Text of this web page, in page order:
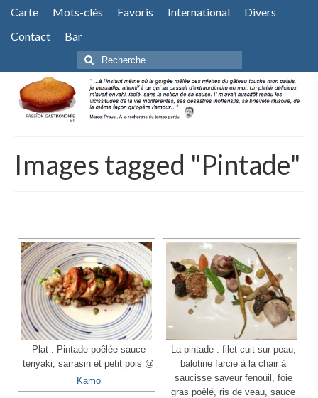
Carte Mots-clés Favoris International
Divers
Contact
Bar
Rechercher
:
Images tagged "Pintade"
Plat : Pintade poêlée sauce
teriyaki, sarrasin et petit pois @
Kamo
La pintade : filet cuit sur peau,
balotine farcie à la chair à
saucisse saveur fenouil, foie
gras poêlé, ris de veau, sauce